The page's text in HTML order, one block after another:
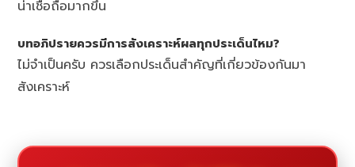
น่าเชื่อถือมากขึ้น
บทอภิปรายควรมีการสังเคราะห์ผลทุกประเด็นไหม?
ไม่จำเป็นครับ ควรเลือกประเด็นสำคัญที่เกี่ยวข้องกันมา
สังเคราะห์